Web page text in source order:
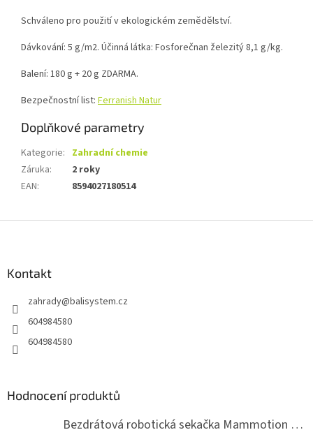
Schváleno pro použití v ekologickém zemědělství.
Dávkování: 5 g/m2. Účinná látka: Fosforečnan železitý 8,1 g/kg.
Balení: 180 g + 20 g ZDARMA.
Bezpečnostní list: Ferranish Natur
Doplňkové parametry
Kategorie: Zahradní chemie
Záruka:
2 roky
EAN: 8594027180514
Kontakt
zahrady@balisystem.cz
604984580
604984580
Hodnocení produktů
Bezdrátová robotická sekačka Mammotion LUBA mini 2 1500